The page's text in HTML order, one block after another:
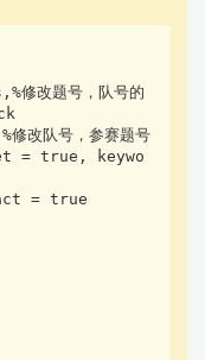
片
换字体
色